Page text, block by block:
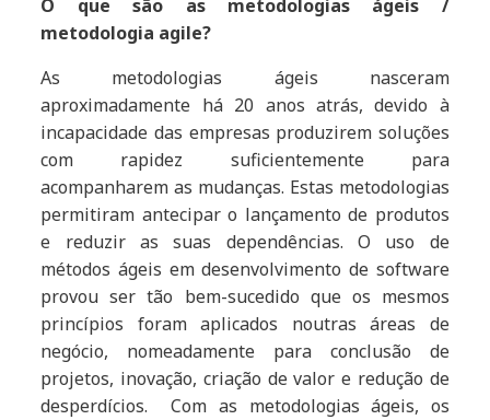
O que são as metodologias ágeis /
metodologia agile?
As metodologias ágeis nasceram
aproximadamente há 20 anos atrás, devido à
incapacidade das empresas produzirem soluções
com rapidez suficientemente para
acompanharem as mudanças. Estas metodologias
permitiram antecipar o lançamento de produtos
e reduzir as suas dependências. O uso de
métodos ágeis em desenvolvimento de software
provou ser tão bem-sucedido que os mesmos
princípios foram aplicados noutras áreas de
negócio, nomeadamente para conclusão de
projetos, inovação, criação de valor e redução de
desperdícios. Com as metodologias ágeis, os